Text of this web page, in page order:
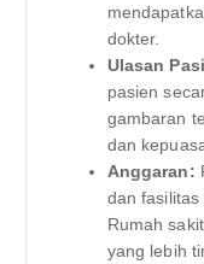
dokter.
Ulasan
pasien
gambaran
dan
Anggaran:
dan fasilitas
Rumah
yang lebih